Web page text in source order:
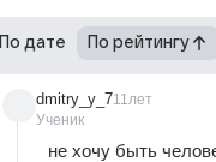
По дате По рейтингу
dmitry_y_7
Ученик
11лет
не хочу быть